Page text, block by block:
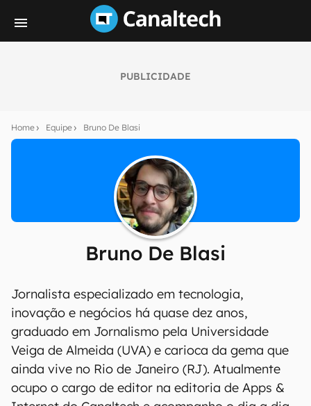
PUBLICIDADE
Home Equipe Bruno De Blasi
Bruno De Blasi
Jornalista especializado em tecnologia,
inovação e negócios há quase dez anos,
graduado em Jornalismo pela Universidade
Veiga de Almeida (UVA) e carioca da gema que
ainda vive no Rio de Janeiro (RJ). Atualmente
ocupo o cargo de editor na editoria de Apps &